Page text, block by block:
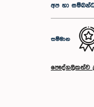
අප හා
සම්මාන
පෞද්ගලිකත්ව